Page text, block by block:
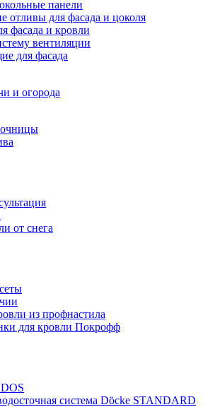
панели
отливы для фасада и цоколя
фасада и кровли
вентиляции
для фасада
и огорода
от снега
из профнастила
для кровли Покрофф
система Döcke STANDARD